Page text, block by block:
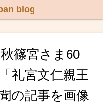
blog
秋篠宮さま60
礼宮文仁親王
の記事を画像